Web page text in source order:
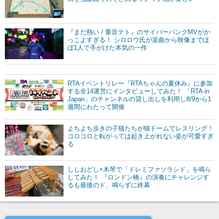
『まだ熱い / 重音テト』のサイバーパンクMVがか
っこよすぎる！ シロロウ氏が楽曲から映像までほ
ぼ1人で手がけた本気の一作
RTAイベントリレー『RTAちゃんの夏休み』に参加
する全14運営にインタビューしてみた！ 「RTA in
Japan」のチャンネルの貸し出しを利用し8/9から1
週間にわたって開催
よちよち歩きの子猫たちが猫ドームでレスリング！
コロコロと転がっては起き上がれない姿が可愛すぎ
る
ししおどし×木琴で「ドレミファソラシド」を鳴ら
してみた！ 『ロンドン橋』の演奏にチャレンジす
るも最後のド、鳴らずに終幕